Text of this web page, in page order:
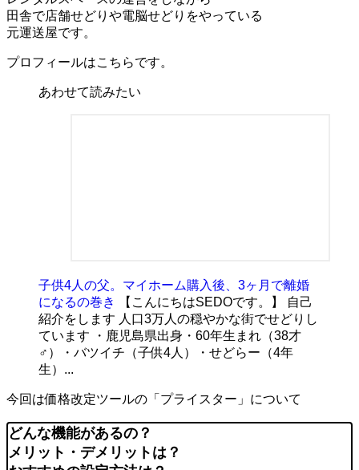
田舎で店舗せどりや電脳せどりをやっている
元運送屋です。
プロフィールはこちらです。
あわせて読みたい
子供4人の父。マイホーム購入後、3ヶ月で離婚
になるの巻き
【こんにちはSEDOです。】 自己
紹介をします 人口3万人の穏やかな街でせどりし
ています ・鹿児島県出身・60年生まれ（38才
♂）・バツイチ（子供4人）・せどらー（4年
生）...
今回は価格改定ツールの「プライスター」について
どんな機能があるの？
メリット・デメリットは？